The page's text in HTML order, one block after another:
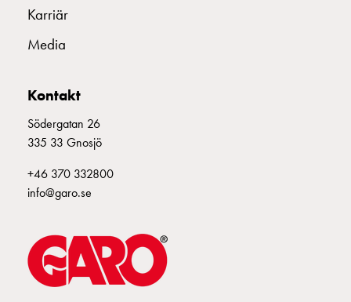
Karriär
Media
Kontakt
Södergatan 26
335 33 Gnosjö
+46 370 332800
info@garo.se